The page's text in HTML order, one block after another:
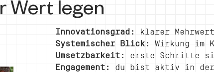
Wert legen
Innovationsgrad:
klarer
Systemischer Blick:
Wirkung im
Umsetzbarkeit:
erste Schritte
Engagement:
du bist aktiv in der